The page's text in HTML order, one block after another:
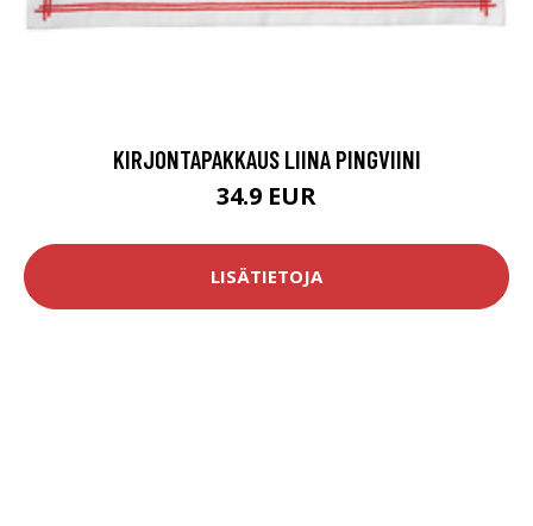
KIRJONTAPAKKAUS LIINA PINGVIINI
34.9 EUR
LISÄTIETOJA